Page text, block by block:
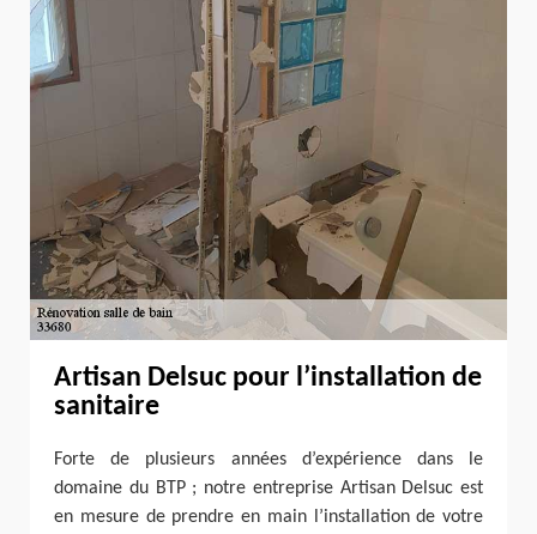
Artisan Delsuc pour l’installation de
sanitaire
Forte de plusieurs années d’expérience dans le
domaine du BTP ; notre entreprise Artisan Delsuc est
en mesure de prendre en main l’installation de votre